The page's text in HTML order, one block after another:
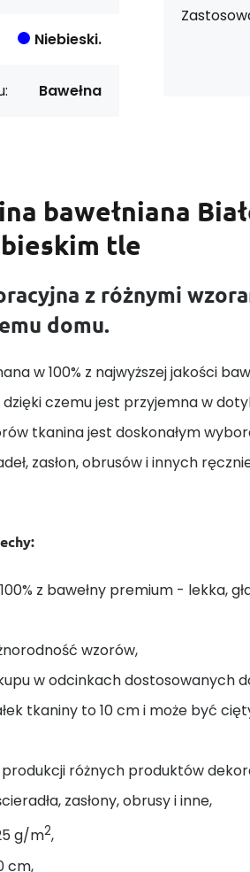
Niebieski.
Bawełna
bawełniana
tle
z różnymi
domu.
w 100% z najwyższej jakości
dzięki czemu jest przyjemna w
tkanina jest doskonałym
zasłon, obrusów i innych
z bawełny premium - lekka,
wzorów,
w odcinkach dostosowanych
tkaniny to 10 cm i może być
produkcji różnych produktów
zasłony, obrusy i inne,
g/m2,
cm,